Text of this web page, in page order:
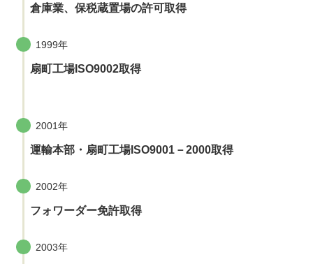
倉庫業、保税蔵置場の許可取得
1999年
扇町工場ISO9002取得
2001年
運輸本部・扇町工場ISO9001－2000取得
2002年
フォワーダー免許取得
2003年